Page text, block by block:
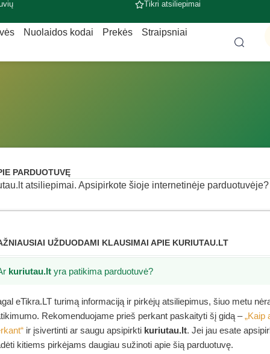
Tikri atsiliepimai
Nuolaidos kodai Prekės Straipsniai
PARDUOTUVĘ
atsiliepimai. Apsipirkote šioje internetinėje
UŽDUODAMI KLAUSIMAI APIE KURIUTAU.LT
kuriutau.lt yra patikima parduotuvė?
eTikra.LT turimą informaciją ir pirkėjų atsiliepimus, šiuo metu
Rekomenduojame prieš perkant paskaityti šį gidą –„Kaip
ir įsivertinti ar saugu apsipirkti kuriutau.lt. Jei jau esate
kitiems pirkėjams daugiau sužinoti apie šią parduotuvę.